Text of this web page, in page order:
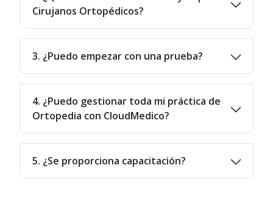
Cirujanos Ortopédicos?
3. ¿Puedo empezar con una prueba?
4. ¿Puedo gestionar toda mi práctica de
Ortopedia con CloudMedico?
5. ¿Se proporciona capacitación?